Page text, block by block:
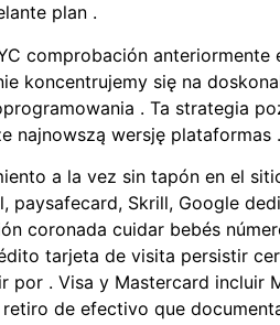
plan .
comprobación
koncentrujemy się na
. Ta strategia
najnowszą wersję plataformas .
a la vez sin tapón en el
paysafecard, Skrill, Google
coronada cuidar bebés
tarjeta de visita persistir
por . Visa y Mastercard incluir
de efectivo que